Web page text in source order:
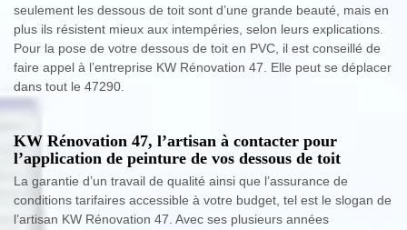
seulement les dessous de toit sont d’une grande beauté, mais en
plus ils résistent mieux aux intempéries, selon leurs explications.
Pour la pose de votre dessous de toit en PVC, il est conseillé de
faire appel à l’entreprise KW Rénovation 47. Elle peut se déplacer
dans tout le 47290.
KW Rénovation 47, l’artisan à contacter pour
l’application de peinture de vos dessous de toit
La garantie d’un travail de qualité ainsi que l’assurance de
conditions tarifaires accessible à votre budget, tel est le slogan de
l’artisan KW Rénovation 47. Avec ses plusieurs années